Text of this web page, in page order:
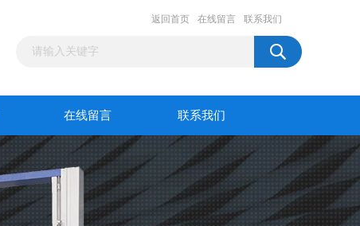
返回首页 在线留言 联系我们
在线留言 联系我们